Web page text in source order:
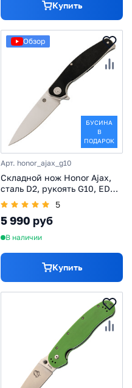
Купить
Обзор
БУСИНА
В
ПОДАРОК
Арт. honor_ajax_g10
Складной нож Honor Ajax,
сталь D2, рукоять G10, EDC
нож
5
5 990 руб
В наличии
Купить